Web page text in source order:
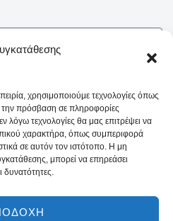
χρησιμοποιούμε τεχνολογίες όπως
πρόσβαση σε πληροφορίες
λόγω τεχνολογίες θα μας επιτρέψει να
χαρακτήρα, όπως συμπεριφορά
σε αυτόν τον ιστότοπο. Η μη
μπορεί να επηρεάσει
δυνατότητες.
και Προϋποθέσεις